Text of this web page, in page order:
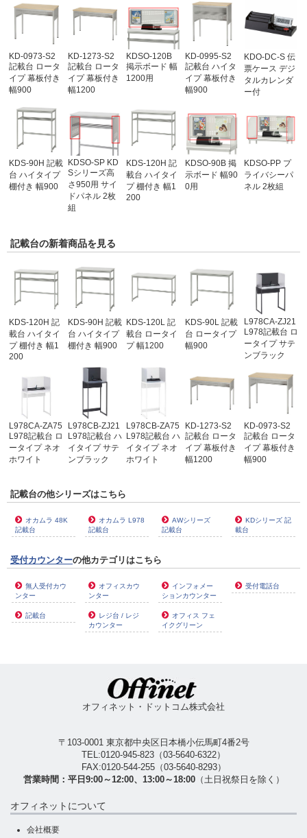
KD-0973-S2
記載台 ロータ
イプ 幕板付き
幅900
KD-1273-S2
記載台 ロータ
イプ 幕板付き
幅1200
KDSO-120B
掲示ボード 幅
1200用
KD-0995-S2
記載台 ハイタ
イプ 幕板付き
幅900
KDO-DC-S 伝
票ケース デジ
タルカレンダ
ー付
KDS-90H 記載
台 ハイタイプ
棚付き 幅900
KDSO-SP KD
Sシリーズ高
さ950用 サイ
ドパネル 2枚
組
KDS-120H 記
載台 ハイタイ
プ 棚付き 幅1
200
KDSO-90B 掲
示ボード 幅90
0用
KDSO-PP プ
ライバシーパ
ネル 2枚組
記載台の新着商品を見る
KDS-120H 記
載台 ハイタイ
プ 棚付き 幅1
200
KDS-90H 記載
台 ハイタイプ
棚付き 幅900
KDS-120L 記
載台 ロータイ
プ 幅1200
KDS-90L 記載
台 ロータイプ
幅900
L978CA-ZJ21
L978記載台 ロ
ータイプ サテ
ンブラック
L978CA-ZA75
L978記載台 ロ
ータイプ ネオ
ホワイト
L978CB-ZJ21
L978記載台 ハ
イタイプ サテ
ンブラック
L978CB-ZA75
L978記載台 ハ
イタイプ ネオ
ホワイト
KD-1273-S2
記載台 ロータ
イプ 幕板付き
幅1200
KD-0973-S2
記載台 ロータ
イプ 幕板付き
幅900
記載台の他シリーズはこちら
オカムラ 48K
記載台
オカムラ L978
記載台
AWシリーズ
記載台
KDシリーズ 記
載台
受付カウンターの他カテゴリはこちら
無人受付カウ
ンター
オフィスカウ
ンター
インフォメー
ションカウンター
受付電話台
記載台
レジ台 / レジ
カウンター
オフィス フェ
イクグリーン
オフィネット・ドットコム株式会社
〒103-0001 東京都中央区日本橋小伝馬町4番2号
TEL:0120-945-823 （03-5640-6322）
FAX:0120-544-255（03-5640-8293）
営業時間：平日9:00～12:00、13:00～18:00（土日祝祭日を除く）
オフィネットについて
会社概要